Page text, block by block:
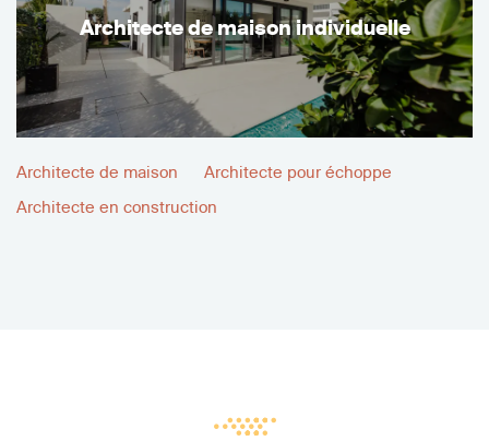
Architecte de maison individuelle
Architecte de maison
Architecte pour échoppe
Architecte en construction